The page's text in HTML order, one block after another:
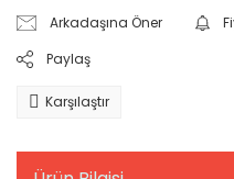
Arkadaşına Öner
Paylaş
Karşılaştır